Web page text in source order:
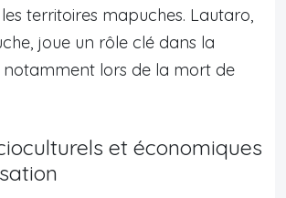
territoires mapuches. Lautaro,
joue un rôle clé dans la
notamment lors de la mort de
et économiques